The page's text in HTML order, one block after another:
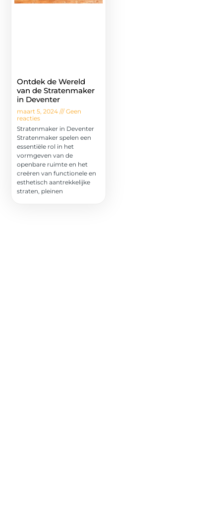
Ontdek de Wereld
van de Stratenmaker
in Deventer
maart 5, 2024
Geen
reacties
Stratenmaker in Deventer
Stratenmaker spelen een
essentiële rol in het
vormgeven van de
openbare ruimte en het
creëren van functionele en
esthetisch aantrekkelijke
straten, pleinen